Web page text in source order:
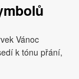
Vánoc
k tónu přání,